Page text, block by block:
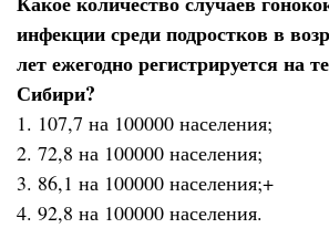
инфекции среди подростков в
лет ежегодно регистрируется на
Сибири?
1. 107,7 на 100000 населения;
2. 72,8 на 100000 населения;
3. 86,1 на 100000 населения;+
4. 92,8 на 100000 населения.